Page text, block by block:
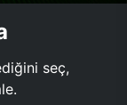
seç,